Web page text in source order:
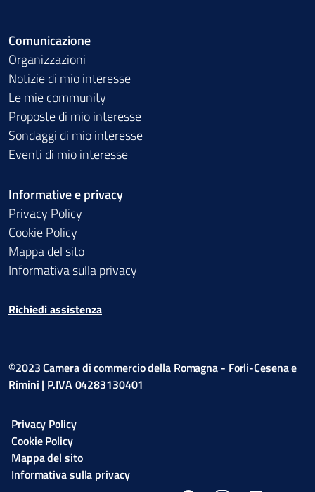
Comunicazione
Organizzazioni
Notizie di mio interesse
Le mie community
Proposte di mio interesse
Sondaggi di mio interesse
Eventi di mio interesse
Informative e privacy
Privacy Policy
Cookie Policy
Mappa del sito
Informativa sulla privacy
Richiedi assistenza
©2023 Camera di commercio della Romagna - Forli-Cesena e
Rimini | P.IVA 04283130401
Privacy Policy
Cookie Policy
Mappa del sito
Informativa sulla privacy